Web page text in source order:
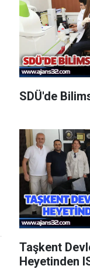
SDÜ'de
Taşkent
Heyetinden